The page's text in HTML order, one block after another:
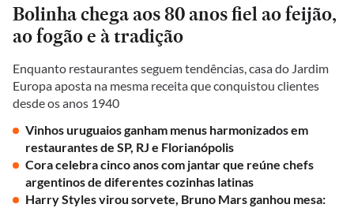
Bolinha chega aos 80 anos fiel ao feijão,
ao fogão e à tradição
Enquanto restaurantes seguem tendências, casa do Jardim
Europa aposta na mesma receita que conquistou clientes
desde os anos 1940
Vinhos uruguaios ganham menus harmonizados em
restaurantes de SP, RJ e Florianópolis
Cora celebra cinco anos com jantar que reúne chefs
argentinos de diferentes cozinhas latinas
Harry Styles virou sorvete, Bruno Mars ganhou mesa: